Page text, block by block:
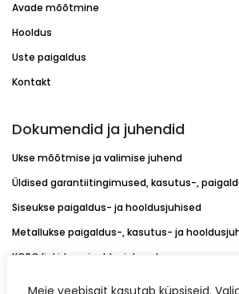
Meie veebisait kasutab küpsiseid.
Avade mõõtmine
Hooldus
Uste paigaldus
Kontakt
Dokumendid ja juhendid
Ukse mõõtmise ja valimise juhend
Üldised garantiitingimused, kasutus-,
Siseukse paigaldus- ja hooldusjuhised
Metallukse paigaldus-, kasutus- ja
KORO linkide paigaldusjuhend